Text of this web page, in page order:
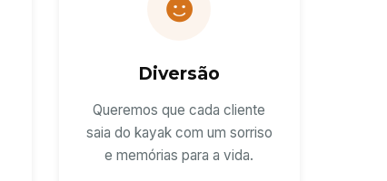
Diversão
Queremos que cada cliente
saia do kayak com um sorriso
e memórias para a vida.